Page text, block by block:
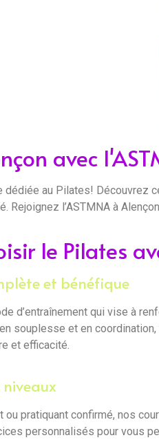
avec
dédiée au Pilates! Découvrez
Rejoignez l’ASTMNA à
le Pilates
et bénéfique
d’entraînement qui vise à
souplesse et en
et efficacité.
ou pratiquant confirmé, nos
personnalisés pour vous